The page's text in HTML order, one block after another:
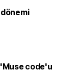
'Muse code'u